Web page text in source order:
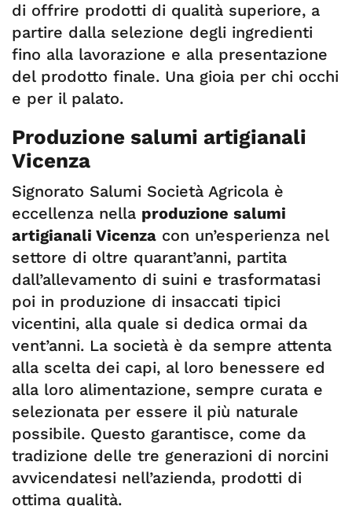
di offrire prodotti di qualità superiore, a
partire dalla selezione degli ingredienti
fino alla lavorazione e alla presentazione
del prodotto finale. Una gioia per chi occhi
e per il palato.
Produzione salumi artigianali
Vicenza
Signorato Salumi Società Agricola è
eccellenza nella produzione salumi
artigianali Vicenza con un’esperienza nel
settore di oltre quarant’anni, partita
dall’allevamento di suini e trasformatasi
poi in produzione di insaccati tipici
vicentini, alla quale si dedica ormai da
vent’anni. La società è da sempre attenta
alla scelta dei capi, al loro benessere ed
alla loro alimentazione, sempre curata e
selezionata per essere il più naturale
possibile. Questo garantisce, come da
tradizione delle tre generazioni di norcini
avvicendatesi nell’azienda, prodotti di
ottima qualità.